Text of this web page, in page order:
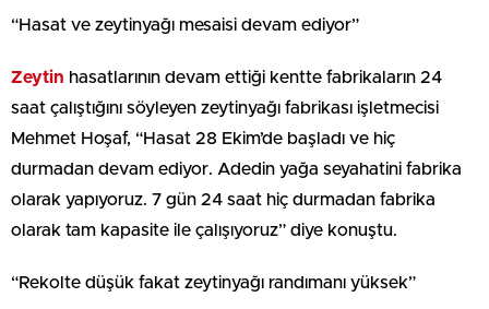
“Hasat ve zeytinyağı mesaisi devam ediyor”
Zeytin hasatlarının devam ettiği kentte fabrikaların 24
saat çalıştığını söyleyen zeytinyağı fabrikası işletmecisi
Mehmet Hoşaf, “Hasat 28 Ekim’de başladı ve hiç
durmadan devam ediyor. Adedin yağa seyahatini fabrika
olarak yapıyoruz. 7 gün 24 saat hiç durmadan fabrika
olarak tam kapasite ile çalışıyoruz” diye konuştu.
“Rekolte düşük fakat zeytinyağı randımanı yüksek”